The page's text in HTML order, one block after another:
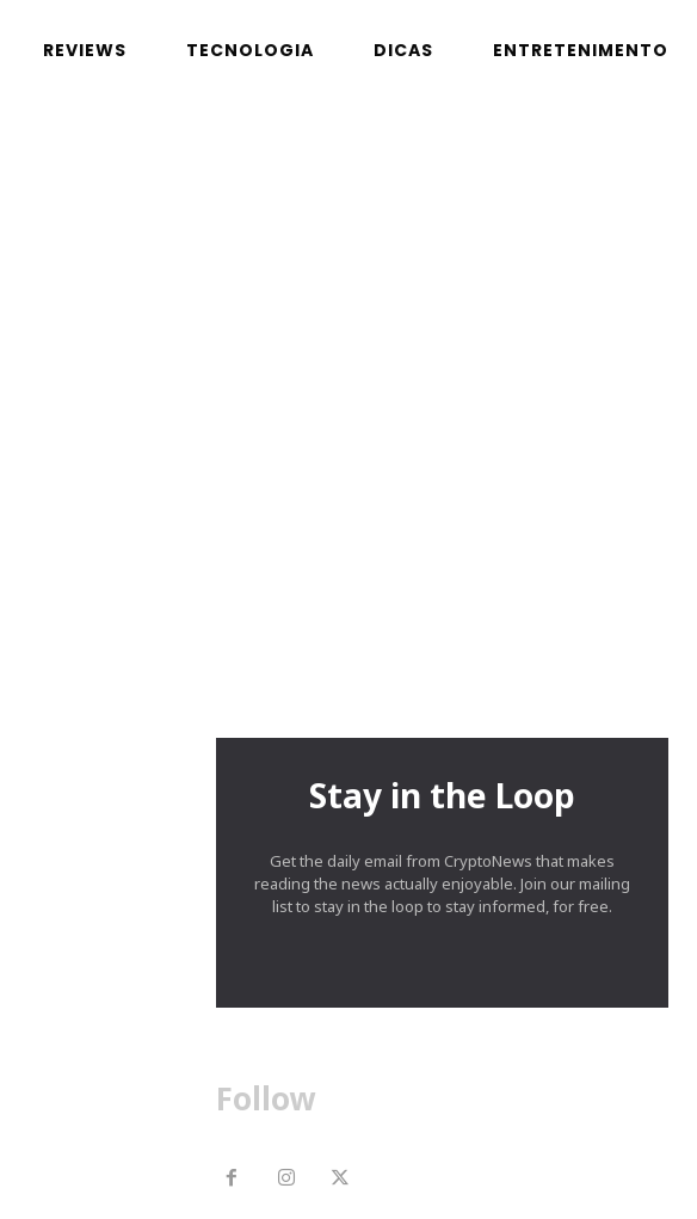
REVIEWS TECNOLOGIA DICAS ENTRETENIMENTO
Stay in the Loop
Get the daily email from CryptoNews that makes
reading the news actually enjoyable. Join our mailing
list to stay in the loop to stay informed, for free.
Follow